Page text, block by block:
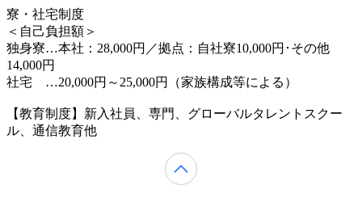
寮・社宅制度
＜自己負担額＞
独身寮…本社：28,000円／拠点：自社寮10,000円･その他
14,000円
社宅 …20,000円～25,000円（家族構成等による）
【教育制度】新入社員、専門、グローバルタレントスクー
ル、通信教育他